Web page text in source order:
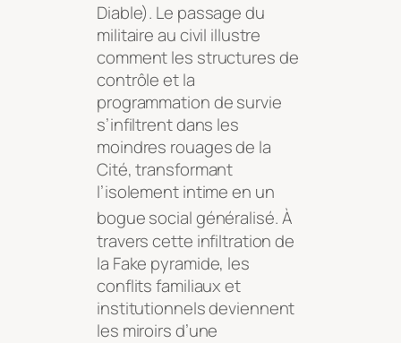
Diable). Le passage du
militaire au civil illustre
comment les structures de
contrôle et la
programmation de survie
s’infiltrent dans les
moindres rouages de la
Cité, transformant
l’isolement intime en un
bogue social généralisé. À
travers cette infiltration de
la Fake pyramide, les
conflits familiaux et
institutionnels deviennent
les miroirs d’une